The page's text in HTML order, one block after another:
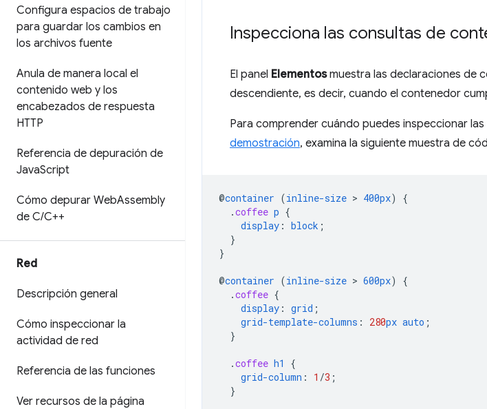
Configura espacios de trabajo
para guardar los cambios en
los archivos fuente
Anula de manera local el
contenido web y los
encabezados de respuesta
HTTP
Referencia de depuración de
JavaScript
Cómo depurar WebAssembly
de C/C++
Red
Descripción general
Cómo inspeccionar la
actividad de red
Referencia de las funciones
Ver recursos de la página
Inspecciona las consultas de
El panel Elementosmuestra las declaraciones de
descendiente, es decir, cuando el contenedor
Para comprender cuándo puedes inspeccionar
demostración, examina la siguiente muestra de
@container (inline-size > 400px)
{
.coffee p {
display : block ;
}
}
@container (inline-size > 600px)
{
.coffee {
display : grid ;
grid-template-columns : 280px auto ;
}
.coffee h1
{
grid-column : 1 /3 ;
}